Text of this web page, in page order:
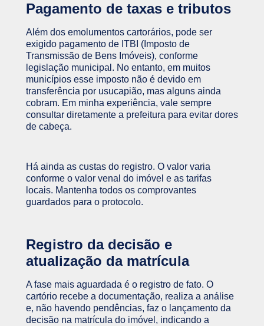
Pagamento de taxas e tributos
Além dos emolumentos cartorários, pode ser
exigido pagamento de ITBI (Imposto de
Transmissão de Bens Imóveis), conforme
legislação municipal. No entanto, em muitos
municípios esse imposto não é devido em
transferência por usucapião, mas alguns ainda
cobram. Em minha experiência, vale sempre
consultar diretamente a prefeitura para evitar dores
de cabeça.
Há ainda as custas do registro. O valor varia
conforme o valor venal do imóvel e as tarifas
locais. Mantenha todos os comprovantes
guardados para o protocolo.
Registro da decisão e
atualização da matrícula
A fase mais aguardada é o registro de fato. O
cartório recebe a documentação, realiza a análise
e, não havendo pendências, faz o lançamento da
decisão na matrícula do imóvel, indicando a